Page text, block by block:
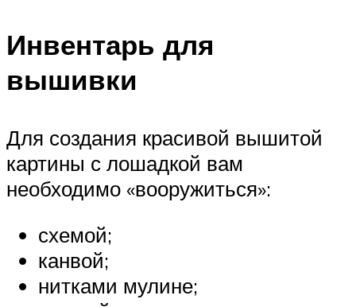
Инвентарь для
вышивки
Для создания красивой вышитой
картины с лошадкой вам
необходимо «вооружиться»:
схемой;
канвой;
нитками мулине;